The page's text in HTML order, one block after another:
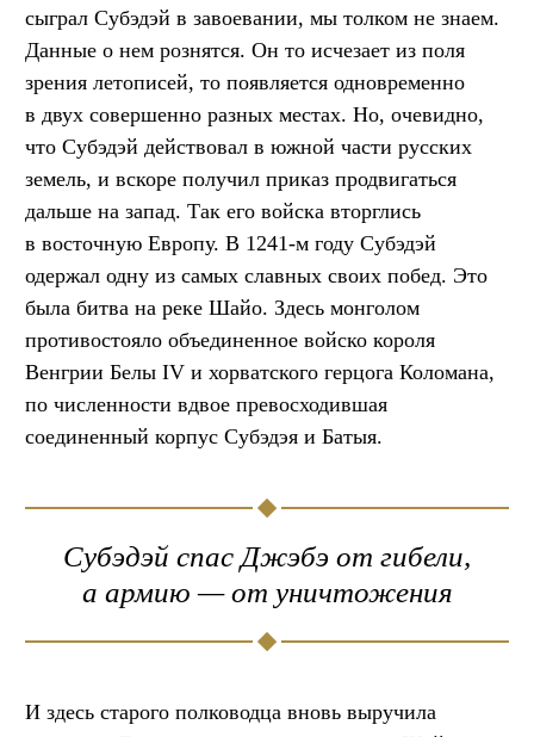
сыграл Субэдэй в завоевании, мы толком не знаем.
Данные о нем рознятся. Он то исчезает из поля
зрения летописей, то появляется одновременно
в двух совершенно разных местах. Но, очевидно,
что Субэдэй действовал в южной части русских
земель, и вскоре получил приказ продвигаться
дальше на запад. Так его войска вторглись
в восточную Европу. В 1241-м году Субэдэй
одержал одну из самых славных своих побед. Это
была битва на реке Шайо. Здесь монголом
противостояло объединенное войско короля
Венгрии Белы IV и хорватского герцога Коломана,
по численности вдвое превосходившая
соединенный корпус Субэдэя и Батыя.
Субэдэй спас Джэбэ от гибели,
а армию — от уничтожения
И здесь старого полководца вновь выручила